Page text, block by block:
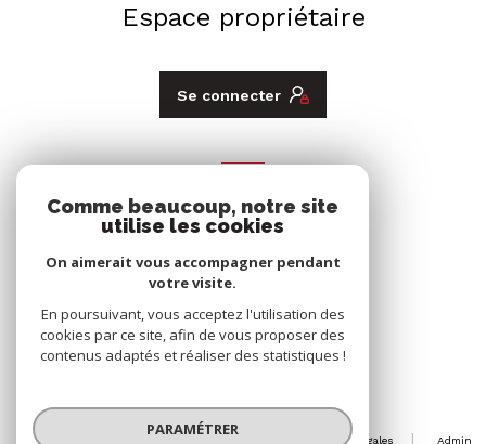
Espace propriétaire
Se connecter
Nous adhérons
© 2026 | Tous droits réservés
Mentions légales Admin
Comme beaucoup, notre site
utilise les cookies
On aimerait vous accompagner pendant
votre visite.
En poursuivant, vous acceptez l'utilisation des
cookies par ce site, afin de vous proposer des
contenus adaptés et réaliser des statistiques !
PARAMÉTRER